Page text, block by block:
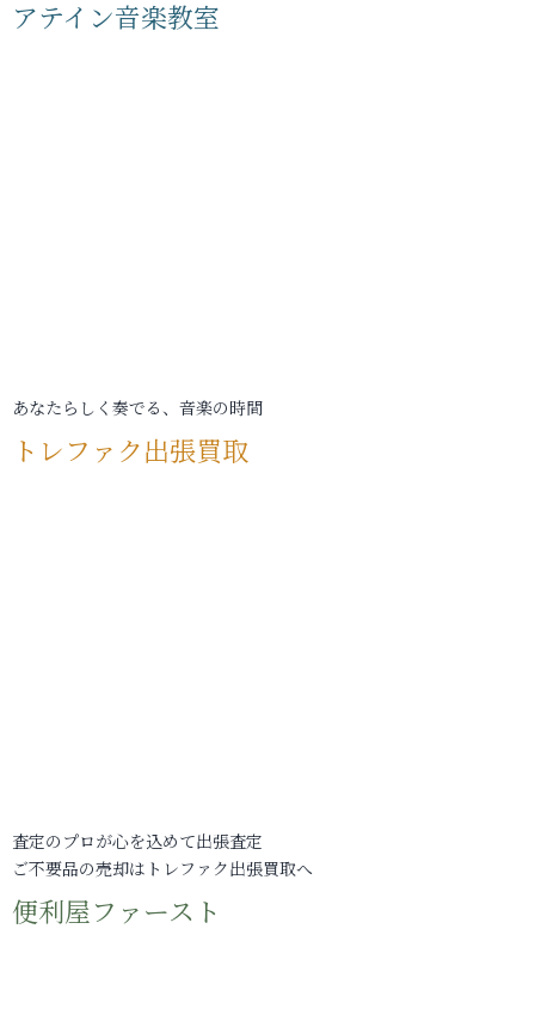
アテイン音楽教室
あなたらしく奏でる、音楽の時間
トレファク出張買取
査定のプロが心を込めて出張査定
ご不要品の売却はトレファク出張買取へ
便利屋ファースト